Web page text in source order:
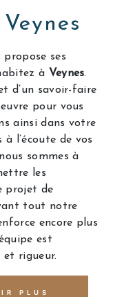
propose ses
à Veynes.
d’un savoir-faire
pour vous
ainsi dans votre
à l’écoute de vos
sommes à
les
projet de
tout notre
encore plus
est
rigueur.
PLUS